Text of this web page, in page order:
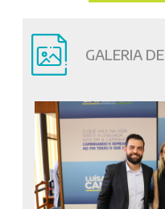
GALERIA DE